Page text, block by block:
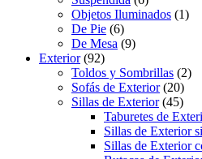
Objetos Iluminados (1)
De Pie (6)
De Mesa (9)
Exterior(92)
Toldos y Sombrillas (2)
Sofás de Exterior(20)
Sillas de Exterior(45)
Taburetes de
Sillas de Exterior
Sillas de Exterior